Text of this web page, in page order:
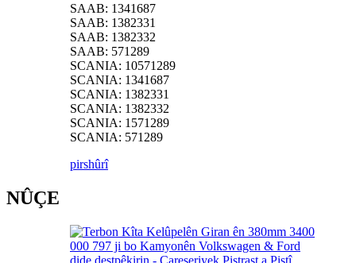
SAAB: 1341687
SAAB: 1382331
SAAB: 1382332
SAAB: 571289
SCANIA: 10571289
SCANIA: 1341687
SCANIA: 1382331
SCANIA: 1382332
SCANIA: 1571289
SCANIA: 571289
pirshûrî
NÛÇE